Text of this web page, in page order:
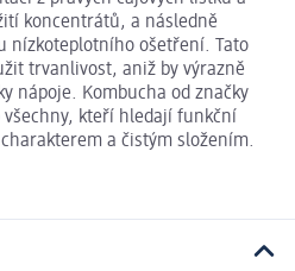
koncentrátů, a následně
nízkoteplotního ošetření. Tato
trvanlivost, aniž by výrazně
nápoje. Kombucha od značky
kteří hledají funkční
a čistým složením.